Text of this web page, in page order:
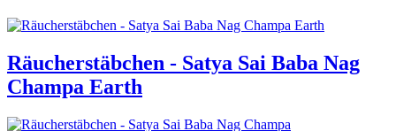
Räucherstäbchen - Satya Sai Baba Nag
Champa Earth